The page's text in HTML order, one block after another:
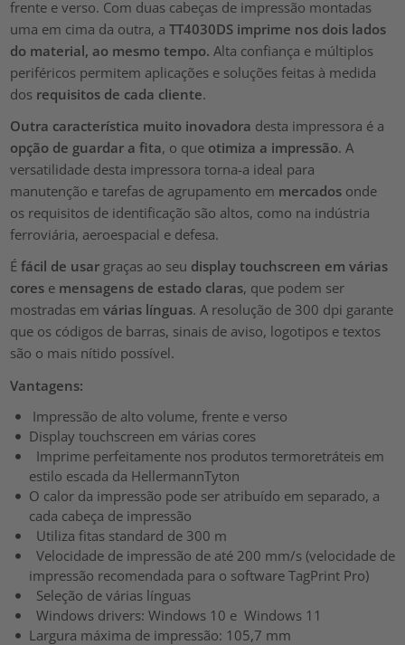
frente e verso. Com duas cabeças de impressão montadas
uma em cima da outra, aTT4030DS imprime nos dois lados
do material, ao mesmo tempo.Alta confiança e múltiplos
periféricos permitem aplicações e soluções feitas à medida
dos requisitos de cada cliente.
Outra característica muito inovadora desta impressora é a
opção de guardar a fita, o que otimiza a impressão. A
versatilidade desta impressora torna-a ideal para
manutenção e tarefas de agrupamento em mercados onde
os requisitos de identificação são altos, como na indústria
ferroviária, aeroespacial e defesa.
Éfácil de usar graças ao seu display touchscreen em várias
cores e mensagens de estado claras, que podem ser
mostradas emvárias línguas. A resolução de 300 dpi garante
que os códigos de barras, sinais de aviso, logotipos e textos
são o mais nítido possível.
Vantagens:
Impressão de alto volume, frente e verso
Display touchscreen em várias cores
Imprime perfeitamente nos produtos termoretráteis em
estilo escada da HellermannTyton
O calor da impressão pode ser atribuído em separado, a
cada cabeça de impressão
Utiliza fitas standard de 300 m
Velocidade de impressão de até 200 mm/s (velocidade de
impressão recomendada para o software TagPrint Pro)
Seleção de várias línguas
Windows drivers: Windows 10 e Windows 11
Largura máxima de impressão: 105,7 mm